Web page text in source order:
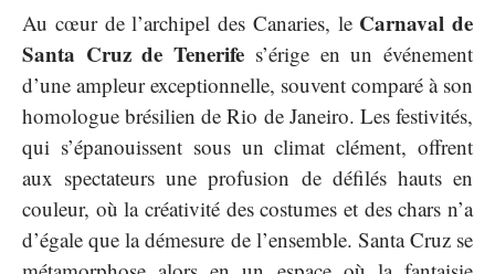
Au cœur de l’archipel des Canaries, le Carnaval de
Santa Cruz de Tenerife s’érige en un événement
d’une ampleur exceptionnelle, souvent comparé à son
homologue brésilien de Rio de Janeiro. Les festivités,
qui s’épanouissent sous un climat clément, offrent
aux spectateurs une profusion de défilés hauts en
couleur, où la créativité des costumes et des chars n’a
d’égale que la démesure de l’ensemble. Santa Cruz se